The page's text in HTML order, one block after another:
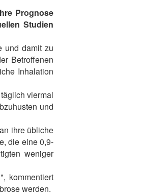
Prognose
Studien
und damit zu
Betroffenen
Inhalation
viermal
und
ihre übliche
die eine 0,9-
weniger
kommentiert
werden.